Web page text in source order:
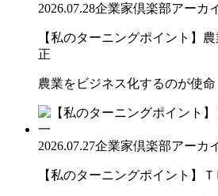
2026.07.28企業家倶楽部アーカ
【私のターニングポイント】
正
農業をビジネス化するのが使命
2026.07.27企業家倶楽部アーカ
【私のターニングポイント】